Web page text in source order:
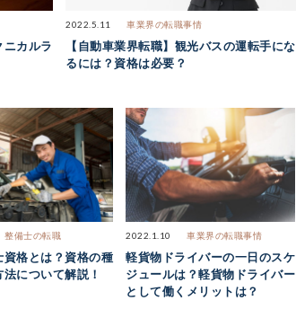
ニカルラ
2022.5.11 車業界の転職事情
【自動車業界転職】観光バスの運転手にな
るには？資格は必要？
整備士の転職
資格とは？資格の種
について解説！
2022.1.10 車業界の転職事情
軽貨物ドライバーの一日のスケ
ジュールは？軽貨物ドライバー
として働くメリットは？